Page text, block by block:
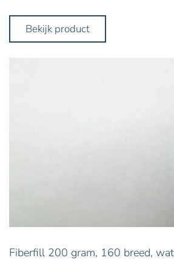
Bekijk product
Fiberfill 200 gram, 160 breed,